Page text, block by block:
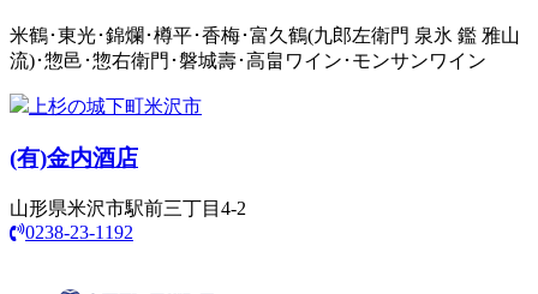
米鶴･東光･錦爛･樽平･香梅･富久鶴(九郎左衛門 泉氷 鑑 雅山
流)･惣邑･惣右衛門･磐城壽･高畠ワイン･モンサンワイン
上杉の城下町米沢市
(有)金内酒店
山形県米沢市駅前三丁目4-2
0238-23-1192